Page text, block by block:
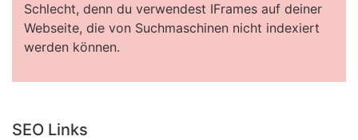
Schlecht, denn du verwendest IFrames auf deiner
Webseite, die von Suchmaschinen nicht indexiert
werden können.
SEO Links